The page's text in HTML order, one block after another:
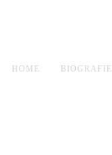
HOME BIOGRAFIE